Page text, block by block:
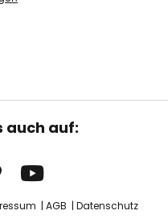
auch auf:
AGB
Datenschutz